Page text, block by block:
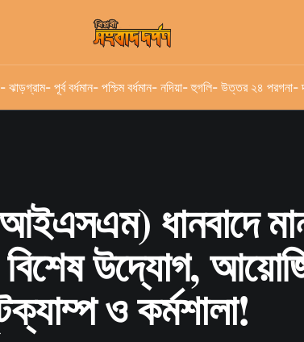
- ঝাড়গ্রাম- পূর্ব বর্ধমান- পশ্চিম বর্ধমান- নদিয়া- হুগলি- উত্তর ২৪ পরগনা-
ধানবাদে
বিশেষ উদ্যোগ,
ও কর্মশালা!